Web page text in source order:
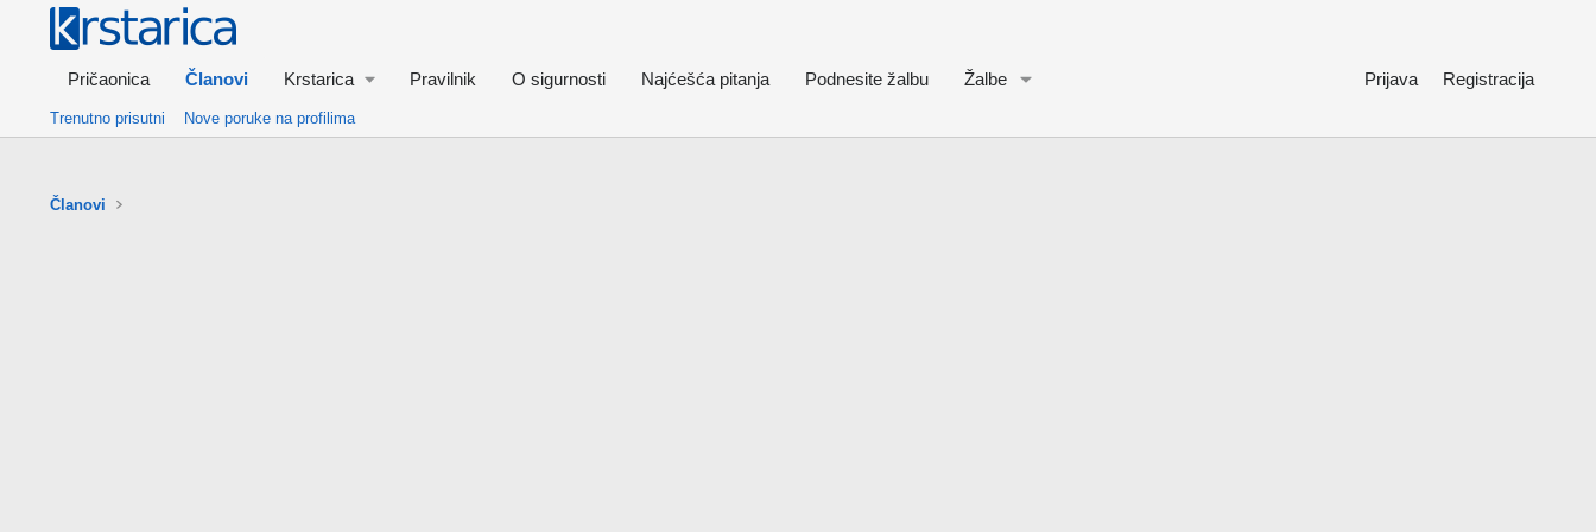
Pričaonica Članovi Krstarica Pravilnik O sigurnosti Najćešća pitanja Podnesite žalbu Žalbe Prijava Registracija
Trenutno prisutni Nove poruke na profilima
Članovi